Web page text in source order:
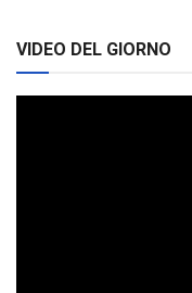
VIDEO DEL GIORNO